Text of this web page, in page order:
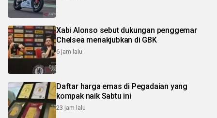
Xabi Alonso sebut dukungan penggemar
Chelsea menakjubkan di GBK
6 jam lalu
Daftar harga emas di Pegadaian yang
kompak naik Sabtu ini
23 jam lalu